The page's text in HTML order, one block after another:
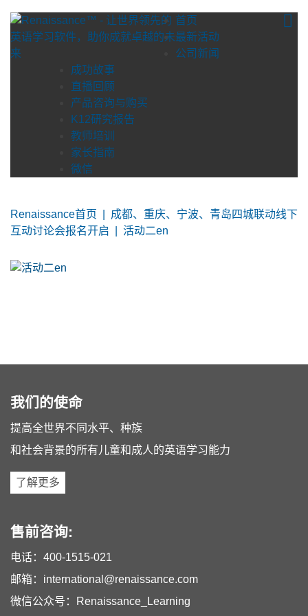
content
首页
最新活动
公司新闻
成功故事
直播回顾
产品咨询与购买
K12研究报告
教师培训
家长指南
微信
Renaissance首页
成都、重庆、宁波、青岛四城联动线下
互动讨论会报名开启
活动二en
我们的使命
提高全世界不同水平、种族
和社会背景的所有儿童和成人的英语学习能力
了解更多
售前咨询:
电话： 400-1515-021
邮箱： international@renaissance.com
微信公众号：Renaissance_Learning